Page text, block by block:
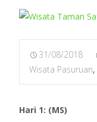
31/08/2018
Wisata Pasuruan,
Hari 1: (MS)